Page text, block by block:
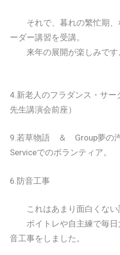
それで、暮れの繁忙期、
ーダー講習を受講。
来年の展開が楽しみです
4.新老人のフラダンス・サ
先生講演会前座）
9.若草物語 ＆ Group夢の
Serviceでのボランティア。
6.防音工事
これはあまり面白くない
ボイトレや自主練で毎日
音工事をしました。